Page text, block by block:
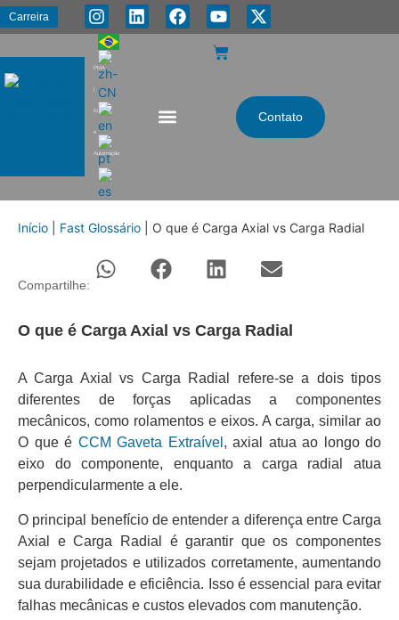
Carreira
PMA
|
Energia
e
Automação
Contato
Início Fast Glossário O que é Carga Axial vs Carga Radial
Compartilhe:
O que é Carga Axial vs Carga Radial
A Carga Axial vs Carga Radial refere-se a dois tipos
diferentes de forças aplicadas a componentes
mecânicos, como rolamentos e eixos. A carga, similar ao
O que é CCM Gaveta Extraível , axial atua ao longo do
eixo do componente, enquanto a carga radial atua
perpendicularmente a ele.
O principal benefício de entender a diferença entre Carga
Axial e Carga Radial é garantir que os componentes
sejam projetados e utilizados corretamente, aumentando
sua durabilidade e eficiência. Isso é essencial para evitar
falhas mecânicas e custos elevados com manutenção.